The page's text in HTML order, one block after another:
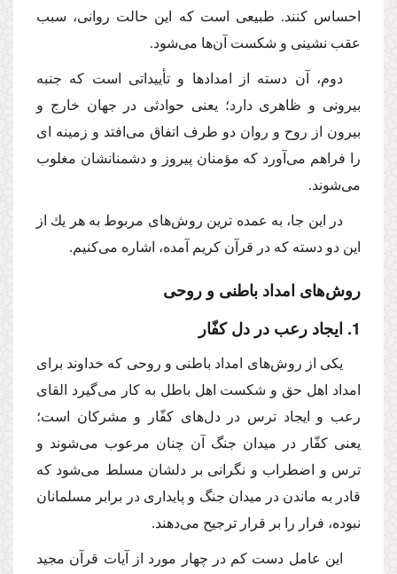
احساس كنند. طبیعى است كه این حالت روانى، سبب
عقب نشینى و شكست آن‌ها مى‌شود.
دوم،
آن دسته از امدادها و تأییداتى است كه جنبه
بیرونى و ظاهرىدارد؛ یعنى حوادثى در جهان خارج و
بیرون از روح و روان دو طرف اتفاق مى‌افتد و زمینه اى
را فراهم مى‌آورد كه مؤمنان پیروز و دشمنانشان مغلوب
مى‌شوند.
در این جا، به عمده ترین روش‌هاى مربوط به هر یك از
این دو دسته كه در قرآن كریم آمده، اشاره مى‌كنیم.
روش‌هاى امداد باطنى و روحى
1. ایجاد رعب در دل كفّار
یكى از روش‌هاى امداد باطنى و روحى كه خداوند براى
امداد اهل حق و شكست اهل باطل به كار مى‌گیرد القاى
رعب و ایجاد ترس در دل‌هاى كفّار و مشركان است؛
یعنى كفّار در میدان جنگ آن چنان مرعوب مى‌شوند و
ترس و اضطراب و نگرانى بر دلشان مسلط مى‌شود كه
قادر به ماندن در میدان جنگ و پایدارى در برابر مسلمانان
نبوده، فرار را بر قرار ترجیح مى‌دهند.
این عامل دست كم در چهار مورد از آیات قرآن مجید